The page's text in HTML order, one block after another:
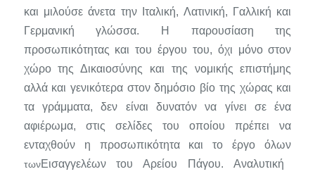
και μιλούσε άνετα την Ιταλική, Λατινική, Γαλλική και
Γερμανική γλώσσα. Η πα­ρουσίαση της
προσωπικότητας και του έργου του, όχι μόνο στον
χώρο της Δικαιοσύνης και της νομικής επιστήμης
αλλά και γενικότερα στον δημόσιο βίο της χώρας και
τα γράμματα, δεν είναι δυνατόν να γίνει σε ένα
αφιέρωμα, στις σελίδες του οποίου πρέπει να
ενταχθούν η προσω­πικότητα και το έργο όλων
τωνΕισαγγελέων του Αρείου Πάγου. Ανα­λυτική